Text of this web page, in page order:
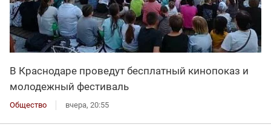
В Краснодаре проведут бесплатный кинопоказ и
молодежный фестиваль
Общество вчера, 20:55